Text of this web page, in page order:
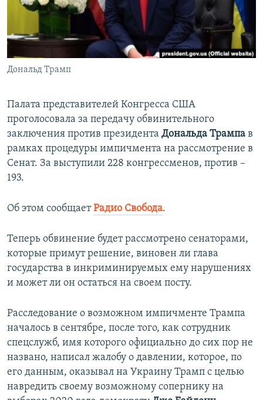
ПОБЕДИТЕЛЕЙ НЕ СУДЯТ?
КРЫМ.НЕПОКОРЕННЫЙ
УКРАИНСКАЯ ПРОБЛЕМА КРЫМА
ПРИСОЕДИНЯЙТЕСЬ!
Дональд Трамп
Палата представителей Конгресса США
проголосовала за передачу обвинительного
заключения против президента Дональда Трампа в
рамках процедуры импичмента на рассмотрение в
Сенат. За выступили 228 конгрессменов, против –
193.
Об этом сообщаетРадио Свобода.
Теперь обвинение будет рассмотрено сенаторами,
которые примут решение, виновен ли глава
государства в инкриминируемых ему нарушениях
и может ли он остаться на своем посту.
Расследование о возможном импичменте Трампа
началось в сентябре, после того, как сотрудник
спецслужб, имя которого официально до сих пор не
названо, написал жалобу о давлении, которое, по
его данным, оказывал на Украину Трамп с целью
навредить своему возможному сопернику на